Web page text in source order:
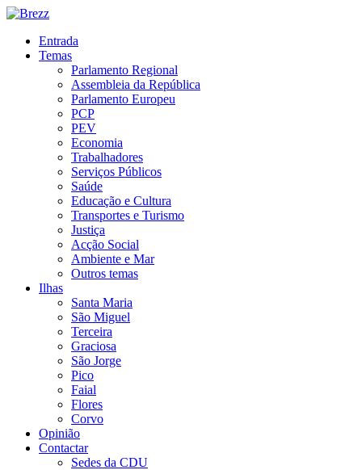
Entrada
Temas
Parlamento Regional
Assembleia da República
Parlamento Europeu
PCP
PEV
Economia
Trabalhadores
Serviços Públicos
Saúde
Educação e Cultura
Transportes e Turismo
Justiça
Acção Social
Ambiente e Mar
Outros temas
Ilhas
Santa Maria
São Miguel
Terceira
Graciosa
São Jorge
Pico
Faial
Flores
Corvo
Opinião
Contactar
Sedes da CDU